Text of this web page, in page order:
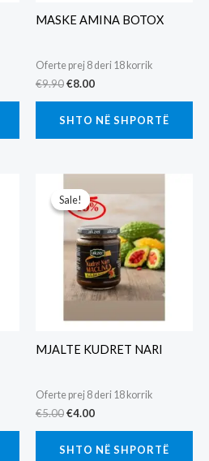
MASKE AMINA BOTOX
Oferte prej 8 deri 18 korrik
€9.90Original
€9.90.
€8.00Current
€8.00.
SHTO NË SHPORTË
Sale!
Sale!
MJALTE KUDRET NARI
Oferte prej 8 deri 18 korrik
€5.00Original
€5.00.
€4.00Current
€4.00.
SHTO NË SHPORTË